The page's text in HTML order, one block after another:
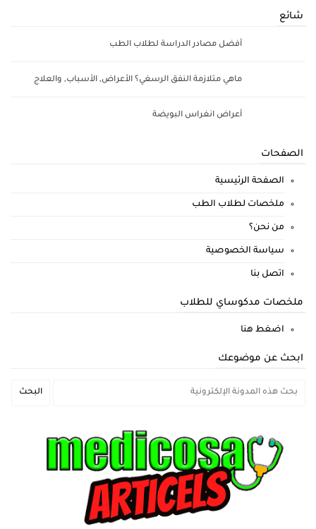
شائع
أفضل مصادر الدراسة لطلاب الطب
ماهي متلازمة النفق الرسغي؟ الأعراض, الأسباب, والعلاج
أعراض انغراس البويضة
الصفحات
الصفحة الرئيسية
ملخصات لطلاب الطب
من نحن؟
سياسة الخصوصية
اتصل بنا
ملخصات مدكوساي للطلاب
اضغط هنا
ابحث عن موضوعك